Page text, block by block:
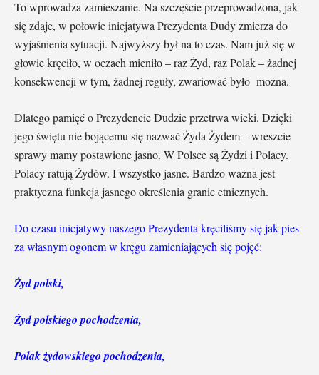
To wprowadza zamieszanie. Na szczęście przeprowadzona, jak
się zdaje, w połowie inicjatywa Prezydenta Dudy zmierza do
wyjaśnienia sytuacji. Najwyższy był na to czas. Nam już się w
głowie kręciło, w oczach mieniło – raz Żyd, raz Polak – żadnej
konsekwencji w tym, żadnej reguły, zwariować było można.
Dlatego pamięć o Prezydencie Dudzie przetrwa wieki. Dzięki
jego świętu nie bojącemu się nazwać Żyda Żydem – wreszcie
sprawy mamy postawione jasno. W Polsce są Żydzi i Polacy.
Polacy ratują Żydów. I wszystko jasne. Bardzo ważna jest
praktyczna funkcja jasnego określenia granic etnicznych.
Do czasu inicjatywy naszego Prezydenta kręciliśmy się jak pies
za własnym ogonem w kręgu zamieniających się pojęć:
Żyd polski,
Żyd polskiego pochodzenia,
Polak żydowskiego pochodzenia,